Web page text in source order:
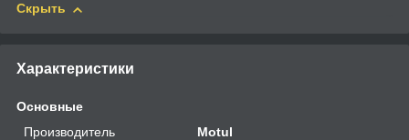
Скрыть
Характеристики
Основные
Производитель
Motul